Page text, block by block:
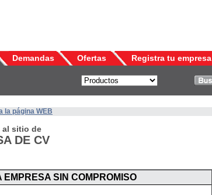
Demandas Ofertas Registra tu empresa
la página WEB
al sitio de
DE CV
SIN COMPROMISO